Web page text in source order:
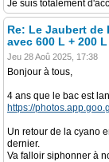
Je suis totalement
Re: Le Jaubert de
avec 600 L + 200 L
Jeu 28 Aoû 2025, 17:38
Bonjour à tous,
4 ans que le bac est
https://
Un retour de la cyano
dernier.
Va falloir siphonner à